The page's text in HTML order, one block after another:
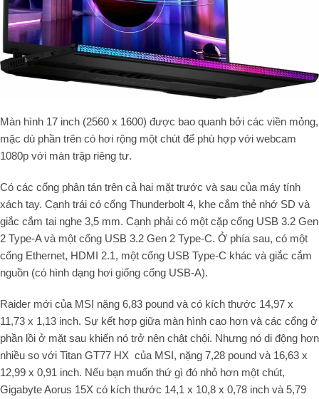
Màn hình 17 inch (2560 x 1600) được bao quanh bởi các viền mỏng,
mặc dù phần trên có hơi rộng một chút để phù hợp với webcam
1080p với màn trập riêng tư.
Có các cổng phân tán trên cả hai mặt trước và sau của máy tính
xách tay. Cạnh trái có cổng Thunderbolt 4, khe cắm thẻ nhớ SD và
giắc cắm tai nghe 3,5 mm. Cạnh phải có một cặp cổng USB 3.2 Gen
2 Type-A và một cổng USB 3.2 Gen 2 Type-C. Ở phía sau, có một
cổng Ethernet, HDMI 2.1, một cổng USB Type-C khác và giắc cắm
nguồn (có hình dạng hơi giống cổng USB-A).
Raider mới của MSI nặng 6,83 pound và có kích thước 14,97 x
11,73 x 1,13 inch. Sự kết hợp giữa màn hình cao hơn và các cổng ở
phần lồi ở mặt sau khiến nó trở nên chật chội. Nhưng nó di động hơn
nhiều so với Titan GT77 HX của MSI, nặng 7,28 pound và 16,63 x
12,99 x 0,91 inch. Nếu bạn muốn thứ gì đó nhỏ hơn một chút,
Gigabyte Aorus 15X có kích thước 14,1 x 10,8 x 0,78 inch và 5,79